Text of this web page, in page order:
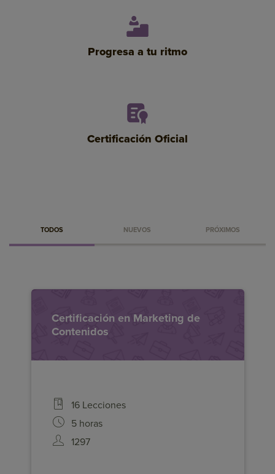
Progresa a tu ritmo
Certificación Oficial
TODOS NUEVOS PRÓXIMOS
Certificación en Marketing de
Contenidos
16 Lecciones
5 horas
1297
Aprende a captar y fidelizar clientes para